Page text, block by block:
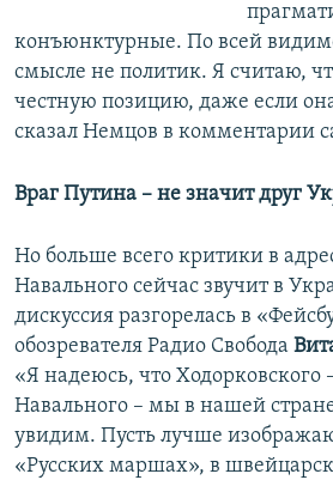
конъюнктурные. По всей
смысле не политик. Я считаю,
честную позицию, даже если
сказал Немцов в комментарии
Враг Путина – не значит друг
Но больше всего критики в
Навального сейчас звучит в
дискуссия разгорелась в
обозревателя Радио Свобода
«Я надеюсь, что Ходорковского
Навального – мы в нашей
увидим. Пусть лучше
«Русских маршах», в